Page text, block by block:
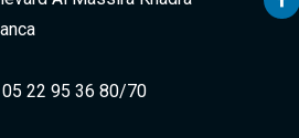
22 95 36 80/70